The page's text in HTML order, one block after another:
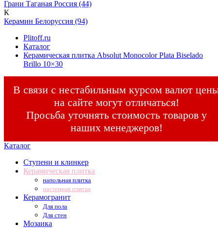
Грани Таганая Россия (44)
К
Керамин Белоруссия (94)
Plitoff.ru
Каталог
Керамическая плитка Absolut Monocolor Plata Biselado
Brillo 10×30
В связи с нестабильным курсом валют
на сайте могут отличаться!
Просьба уточнять стоимость товаров у
наших менеджеров!
Каталог
Ступени и клинкер
Керамическая плитка
напольная плитка
настенная плитка
Керамогранит
Для пола
Для стен
Мозаика